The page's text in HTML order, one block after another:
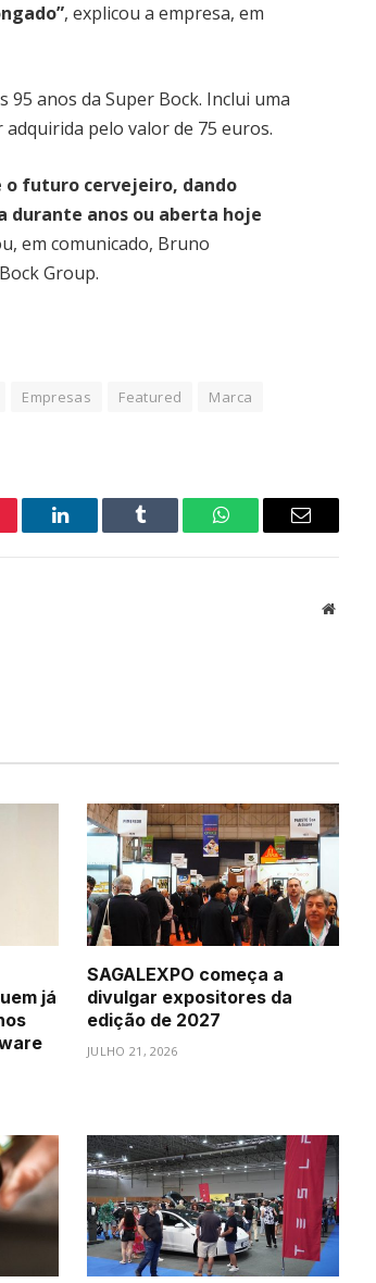
, explicou a empresa, em
95 anos da Super Bock. Inclui uma
pelo valor de 75 euros.
o futuro cervejeiro, dando
durante anos ou aberta hoje
em comunicado, Bruno
Group.
Empresas Featured
Marca
LinkedIn Tumblr WhatsAppEmail
Website
já
SAGALEXPO começa a
divulgar expositores da
edição de 2027
JULHO 21, 2026